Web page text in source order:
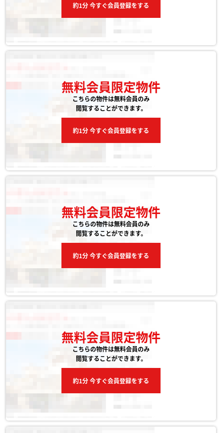
約1分 今すぐ会員登録をする
無料会員限定物件
こちらの物件は無料会員のみ
閲覧することができます。
約1分 今すぐ会員登録をする
無料会員限定物件
こちらの物件は無料会員のみ
閲覧することができます。
約1分 今すぐ会員登録をする
無料会員限定物件
こちらの物件は無料会員のみ
閲覧することができます。
約1分 今すぐ会員登録をする